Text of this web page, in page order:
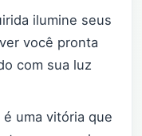
ilumine seus
você pronta
com sua luz
uma vitória que